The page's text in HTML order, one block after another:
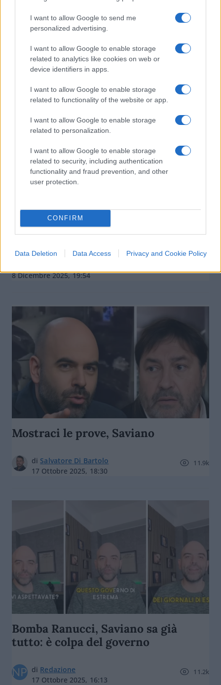
I want to allow Google to send me
personalized advertising.
I want to allow Google to enable storage
related to analytics like cookies on web or
device identifiers in apps.
I want to allow Google to enable storage
related to functionality of the website or app.
I want to allow Google to enable storage
related to personalization.
I want to allow Google to enable storage
related to security, including authentication
functionality and fraud prevention, and other
user protection.
CONFIRM
Data Deletion Data Access Privacy and Cookie Policy
referendum è da manicomio
30 Gennaio 2026, 15:00
“Lavori con le multinazionali!”.
Come si scannano a sinistra:
Saviano attacca Zerocalcare
8 Dicembre 2025, 19:54
Mostraci le prove, Saviano
di Salvatore Di Bartolo
17 Ottobre 2025, 18:30
11.9k
Bomba Ranucci, Saviano sa già
tutto: è colpa del governo
di Redazione
17 Ottobre 2025, 16:13
11.2k